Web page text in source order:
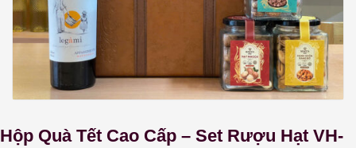
Hộp Quà Tết Cao Cấp – Set Rượu Hạt VH-